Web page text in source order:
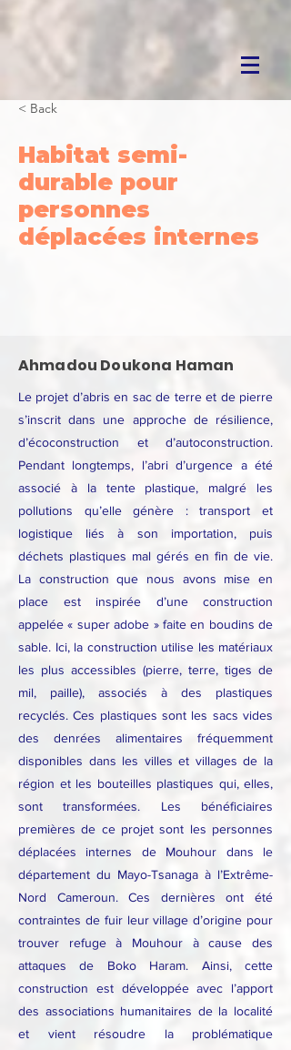
< Back
Habitat semi-
durable pour
personnes
déplacées internes
Ahmadou Doukona Haman
Le projet d’abris en sac de terre et de pierre
s’inscrit dans une approche de résilience,
d’écoconstruction et d’autoconstruction.
Pendant longtemps, l’abri d’urgence a été
associé à la tente plastique, malgré les
pollutions qu’elle génère : transport et
logistique liés à son importation, puis
déchets plastiques mal gérés en fin de vie.
La construction que nous avons mise en
place est inspirée d’une construction
appelée « super adobe » faite en boudins de
sable. Ici, la construction utilise les matériaux
les plus accessibles (pierre, terre, tiges de
mil, paille), associés à des plastiques
recyclés. Ces plastiques sont les sacs vides
des denrées alimentaires fréquemment
disponibles dans les villes et villages de la
région et les bouteilles plastiques qui, elles,
sont transformées. Les bénéficiaires
premières de ce projet sont les personnes
déplacées internes de Mouhour dans le
département du Mayo-Tsanaga à l’Extrême-
Nord Cameroun. Ces dernières ont été
contraintes de fuir leur village d’origine pour
trouver refuge à Mouhour à cause des
attaques de Boko Haram. Ainsi, cette
construction est développée avec l’apport
des associations humanitaires de la localité
et vient résoudre la problématique